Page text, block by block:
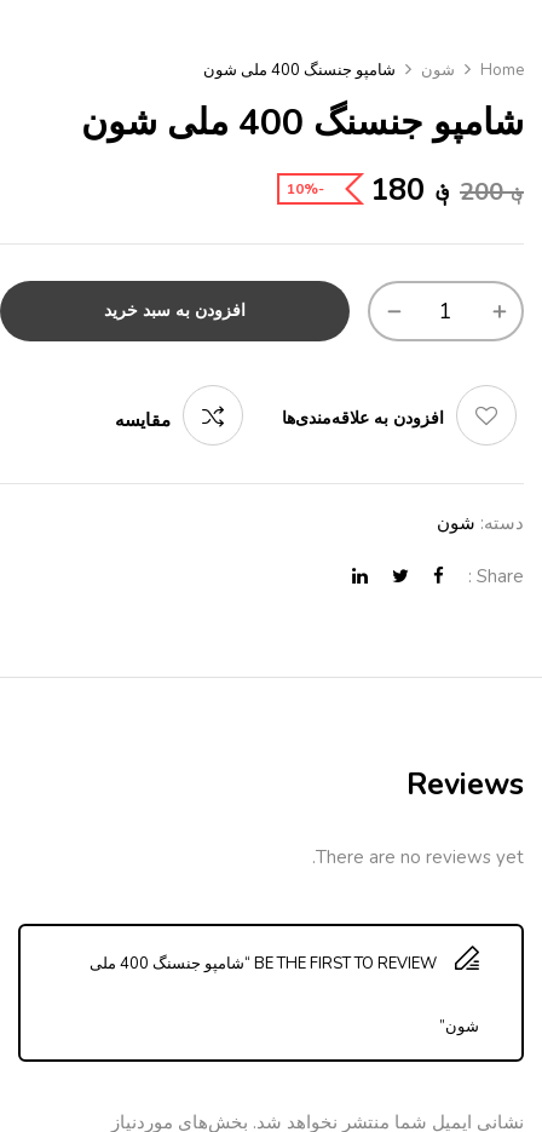
Home شون شامپو جنسنگ 400 ملی شون
شامپو جنسنگ 400 ملی شون
؋200 ؋ -10%
افزودن به سبد خرید
افزودن به علاقه‌مندی‌ها مقایسه
دسته: شون
Share :
Reviews
There are no reviews yet.
BE THE FIRST TO REVIEW “شامپو جنسنگ 400 ملی
شون”
نشانی ایمیل شما منتشر نخواهد شد. بخش‌های موردنیاز